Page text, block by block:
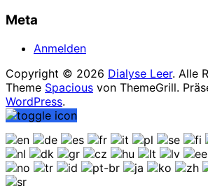
Meta
Anmelden
Copyright © 2026 Dialyse Leer. Alle
Theme Spacious von ThemeGrill.
WordPress.